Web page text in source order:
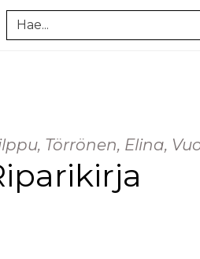
Törrönen, Elina,